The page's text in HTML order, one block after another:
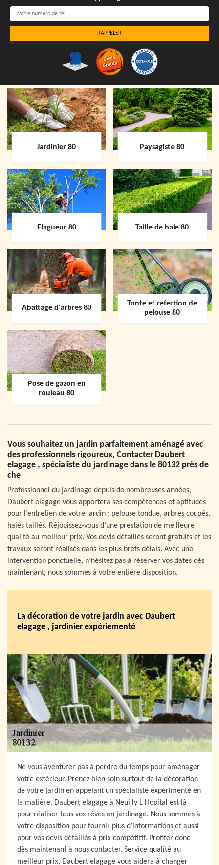
Jardinier 80 Paysagiste 80
Elagueur 80 Taille de haie 80
Abattage d'arbres 80
Tonte et refection de
pelouse 80
Pose de gazon en
rouleau 80
Vous souhaitez un jardin parfaitement aménagé avec
des professionnels rigoureux, Contacter Daubert
elagage , spécialiste du jardinage dans le 80132 près de
che
Professionnel du jardinage depuis de nombreuses années,
Daubert elagage vous apportera ses compétences et aptitudes
pour l’entretien de votre jardin : pelouse tondue, arbres coupés,
haies taillés. Réjouissez-vous d’une prestation de meilleure
qualité au meilleur prix. Vos devis détaillés seront gratuits et les
travaux seront réalisés dans les plus brefs délais. Avec une
intervention ponctuelle, n’hésitez pas à réserver vos dates dès
maintenant, nous sommes à votre entière disposition.
La décoration de votre jardin avec Daubert
elagage , jardinier expériementé
Ne vous aventurer pas à perdre du temps pour aménager
votre extérieur. Prenez bien soin surtout de la décoration
de votre jardin en appelant un spécialiste expérimenté en
la matière. Daubert elagage à Neuilly L Hopital est là
pour réaliser tous vos rêves en jardinage. Nous sommes à
votre disposition pour fournir plus d’informations et aussi
pour vos devis détaillés à prix compétitif. Profiter donc
dès maintenant à nous contacter. Service qualité au
meilleur prix, Daubert elagage vous aidera à changer